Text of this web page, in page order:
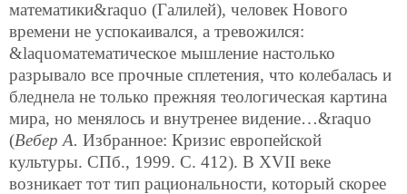
математики&raquo (Галилей), человек Нового
времени не успокаивался, а тревожился:
&laquoматематическое мышление настолько
разрывало все прочные сплетения, что колебалась и
бледнела не только прежняя теологическая картина
мира, но менялось и внутренее видение…&raquo
(Вебер А. Избранное: Кризис европейской
культуры. СПб., 1999. С. 412). В XVII веке
возникает тот тип рациональности, который скорее